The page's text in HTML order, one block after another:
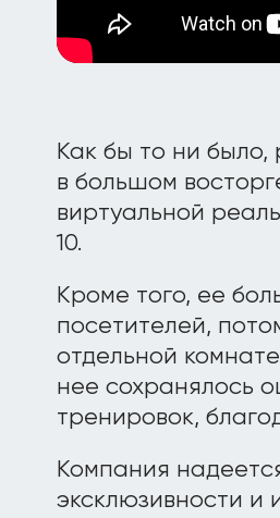
Как бы то ни было,
в большом
виртуальной
10.
Кроме того, ее
посетителей,
отдельной
нее сохранялось
тренировок,
Компания
эксклюзивности и